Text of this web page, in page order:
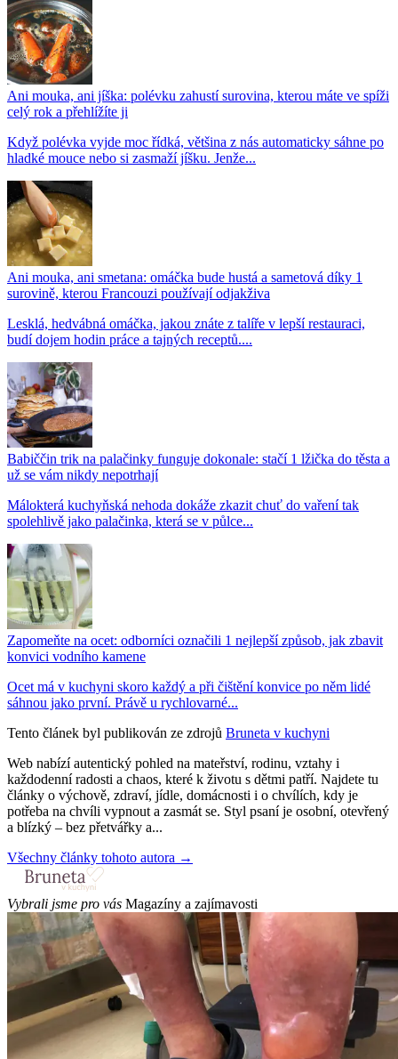
Ani mouka, ani jíška: polévku zahustí surovina, kterou máte ve spíži
celý rok a přehlížíte ji
Když polévka vyjde moc řídká, většina z nás automaticky sáhne po
hladké mouce nebo si zasmaží jíšku. Jenže...
Ani mouka, ani smetana: omáčka bude hustá a sametová díky 1
surovině, kterou Francouzi používají odjakživa
Lesklá, hedvábná omáčka, jakou znáte z talíře v lepší restauraci,
budí dojem hodin práce a tajných receptů....
Babiččin trik na palačinky funguje dokonale: stačí 1 lžička do těsta a
už se vám nikdy nepotrhají
Málokterá kuchyňská nehoda dokáže zkazit chuť do vaření tak
spolehlivě jako palačinka, která se v půlce...
Zapomeňte na ocet: odborníci označili 1 nejlepší způsob, jak zbavit
konvici vodního kamene
Ocet má v kuchyni skoro každý a při čištění konvice po něm lidé
sáhnou jako první. Právě u rychlovarné...
Tento článek byl publikován ze zdrojů Bruneta v kuchyni
Web nabízí autentický pohled na mateřství, rodinu, vztahy i
každodenní radosti a chaos, které k životu s dětmi patří. Najdete tu
články o výchově, zdraví, jídle, domácnosti i o chvílích, kdy je
potřeba na chvíli vypnout a zasmát se. Styl psaní je osobní, otevřený
a blízký – bez přetvářky a...
Všechny články tohoto autora →
Vybrali jsme pro vás Magazíny a zajímavosti